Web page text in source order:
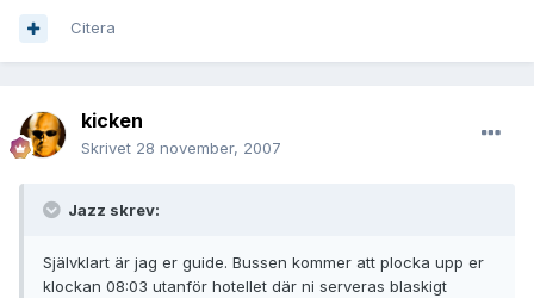
Citera
kicken
Skrivet 28 november, 2007
Jazz skrev:
Självklart är jag er guide. Bussen kommer att plocka upp er
klockan 08:03 utanför hotellet där ni serveras blaskigt